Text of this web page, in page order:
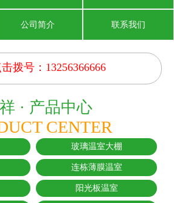
公司简介 联系我们
击拨号：13256366666
· 产品中心
CENTER
玻璃温室大棚
连栋薄膜温室
阳光板温室